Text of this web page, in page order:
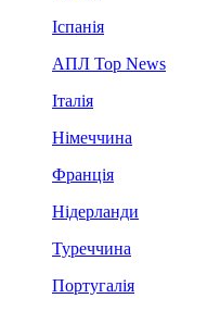
Іспанія
АПЛ Top News
Італія
Німеччина
Франція
Нідерланди
Туреччина
Португалія